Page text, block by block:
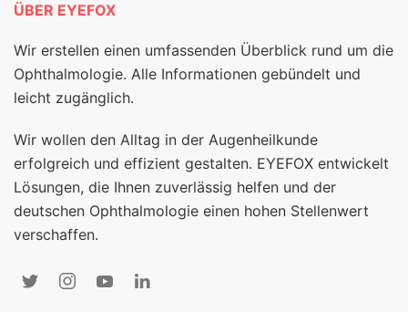
ÜBER EYEFOX
Wir erstellen einen umfassenden Überblick rund um die
Ophthalmologie. Alle Informationen gebündelt und
leicht zugänglich.
Wir wollen den Alltag in der Augenheilkunde
erfolgreich und effizient gestalten. EYEFOX entwickelt
Lösungen, die Ihnen zuverlässig helfen und der
deutschen Ophthalmologie einen hohen Stellenwert
verschaffen.